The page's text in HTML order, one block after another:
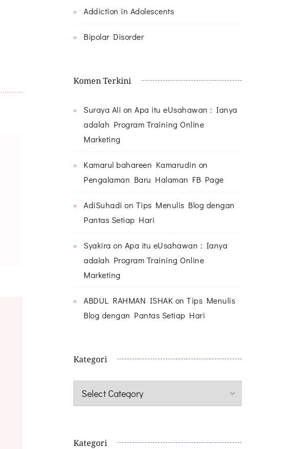
Addiction in Adolescents
Bipolar Disorder
Komen Terkini
Suraya Ali on Apa itu eUsahawan : Ianya
adalah Program Training Online
Marketing
Kamarul bahareen Kamarudin on
Pengalaman Baru Halaman FB Page
AdiSuhadi on Tips Menulis Blog dengan
Pantas Setiap Hari
Syakira on Apa itu eUsahawan : Ianya
adalah Program Training Online
Marketing
ABDUL RAHMAN ISHAK on Tips Menulis
Blog dengan Pantas Setiap Hari
Kategori
Kategori
Kategori